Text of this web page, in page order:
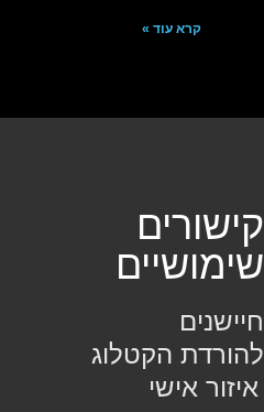
קרא עוד »
קישורים
שימושיים
חיישנים
להורדת הקטלוג
איזור אישי